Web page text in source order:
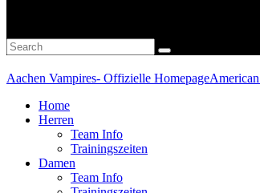
Aachen Vampires- Offizielle Homepage
Home
Herren
Team Info
Trainingszeiten
Damen
Team Info